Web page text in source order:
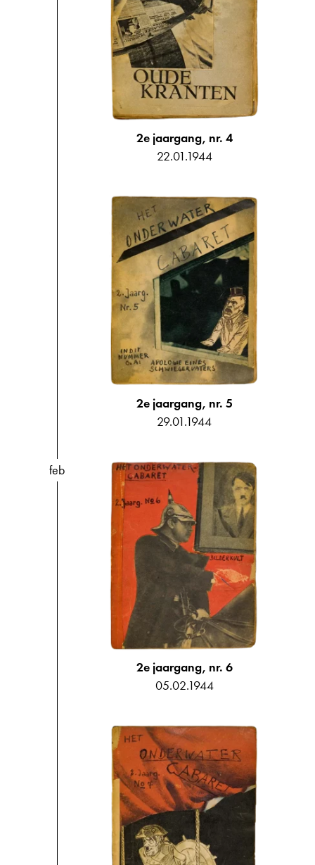
2e jaargang, nr. 4
22.01.1944
2e jaargang, nr. 5
29.01.1944
2e jaargang, nr. 6
05.02.1944
feb